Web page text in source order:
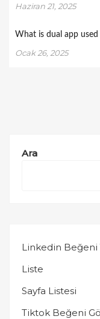
Haziran 21, 2025
What is dual app
Ocak 26, 2025
Ara
Linkedin Beğeni
Liste
Sayfa Listesi
Tiktok Beğeni